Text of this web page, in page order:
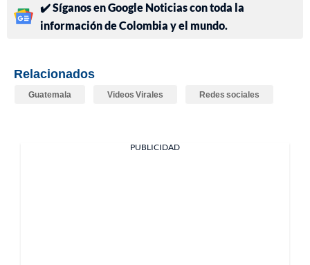
✔️ Síganos en Google Noticias con toda la
información de Colombia y el mundo.
Relacionados
Guatemala Videos Virales Redes sociales
PUBLICIDAD